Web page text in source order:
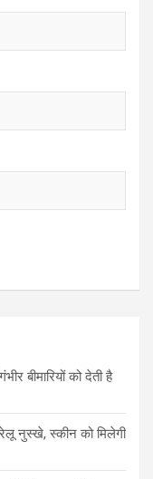
बीमारियों को देती है
नुस्खे, स्कीन को मिलेगी